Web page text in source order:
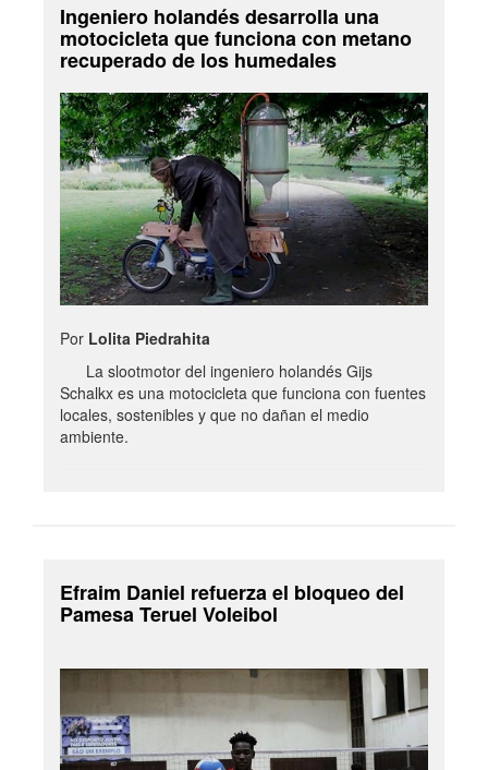
Ingeniero holandés desarrolla una
motocicleta que funciona con metano
recuperado de los humedales
Por Lolita Piedrahita
La slootmotor del ingeniero holandés Gijs
Schalkx es una motocicleta que funciona con fuentes
locales, sostenibles y que no dañan el medio
ambiente.
Efraim Daniel refuerza el bloqueo del
Pamesa Teruel Voleibol